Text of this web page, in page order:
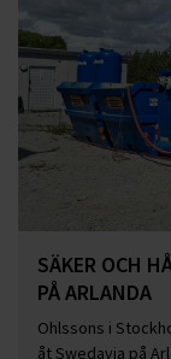
SÄKER OCH
PÅ ARLANDA
Ohlssons i
åt Swedavia på